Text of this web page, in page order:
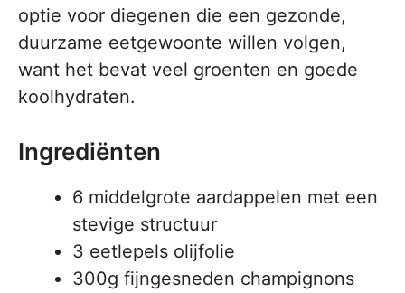
optie voor diegenen die een gezonde,
duurzame eetgewoonte willen volgen,
want het bevat veel groenten en goede
koolhydraten.
Ingrediënten
6 middelgrote aardappelen met een
stevige structuur
3 eetlepels olijfolie
300g fijngesneden champignons